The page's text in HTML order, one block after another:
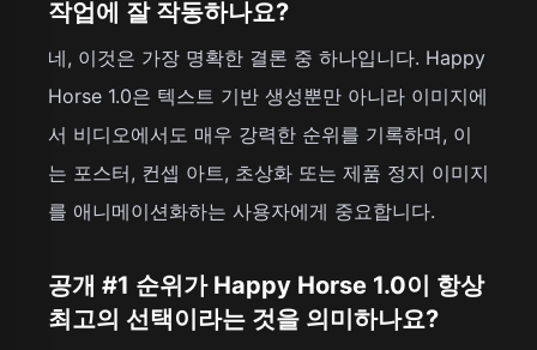
작업에 잘 작동하나요?
네, 이것은 가장 명확한 결론 중 하나입니다. Happy
Horse 1.0은 텍스트 기반 생성뿐만 아니라 이미지에
서 비디오에서도 매우 강력한 순위를 기록하며, 이
는 포스터, 컨셉 아트, 초상화 또는 제품 정지 이미지
를 애니메이션화하는 사용자에게 중요합니다.
공개 #1 순위가 Happy Horse 1.0이 항상
최고의 선택이라는 것을 의미하나요?